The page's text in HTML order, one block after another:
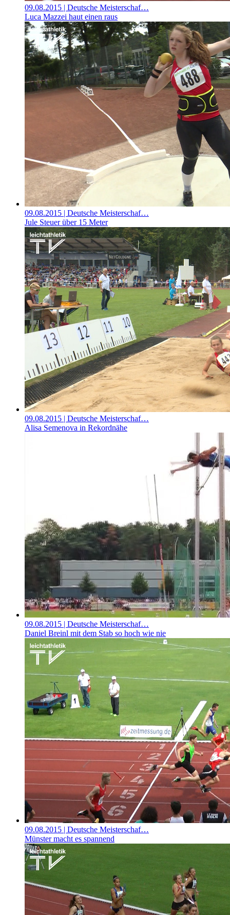
09.08.2015 | Deutsche Meisterschaf…
Luca Mazzei haut einen raus
09.08.2015 | Deutsche Meisterschaf…
Jule Steuer über 15 Meter
09.08.2015 | Deutsche Meisterschaf…
Alisa Semenova in Rekordnähe
09.08.2015 | Deutsche Meisterschaf…
Daniel Breinl mit dem Stab so hoch wie nie
09.08.2015 | Deutsche Meisterschaf…
Münster macht es spannend